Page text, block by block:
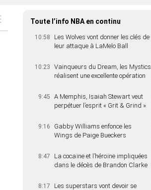
Toute l’info NBA en continu
10:58
Les Wolves vont donner les clés de
leur attaque à LaMelo Ball
10:23
Vainqueurs du Dream, les Mystics
réalisent une excellente opération
9:45
A Memphis, Isaiah Stewart veut
perpétuer l’esprit « Grit & Grind »
9:16
Gabby Williams enfonce les
Wings de Paige Bueckers
8:47
La cocaïne et l’héroïne impliquées
dans le décès de Brandon Clarke
8:17
Les superstars vont devoir se